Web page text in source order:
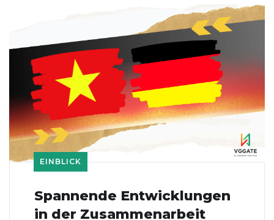
EINBLICK
Spannende Entwicklungen
in der Zusammenarbeit